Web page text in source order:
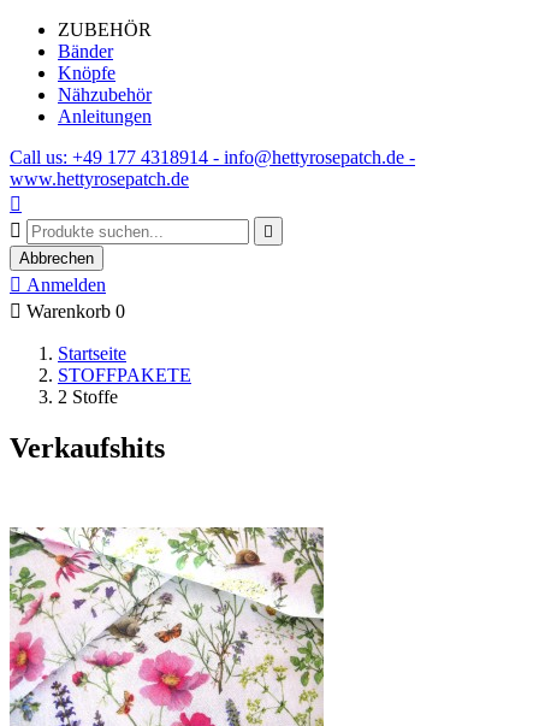
ZUBEHÖR
Bänder
Knöpfe
Nähzubehör
Anleitungen
Call us: +49 177 4318914 - info@hettyrosepatch.de -
www.hettyrosepatch.de



Abbrechen
 Anmelden
 Warenkorb 0
Startseite
STOFFPAKETE
2 Stoffe
Verkaufshits